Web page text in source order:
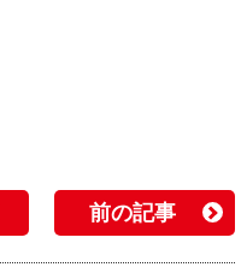
前の記事